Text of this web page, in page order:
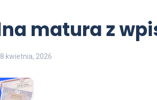
matura z
kwietnia, 2026